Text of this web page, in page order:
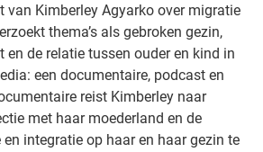
van Kimberley Agyarko over migratie
thema’s als gebroken gezin,
en de relatie tussen ouder en kind in
een documentaire, podcast en
reist Kimberley naar
met haar moederland en de
integratie op haar en haar gezin te